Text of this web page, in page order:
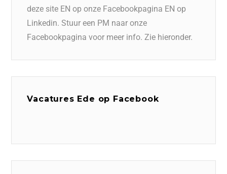
deze site EN op onze Facebookpagina EN op
Linkedin. Stuur een PM naar onze
Facebookpagina voor meer info. Zie hieronder.
Vacatures Ede op Facebook